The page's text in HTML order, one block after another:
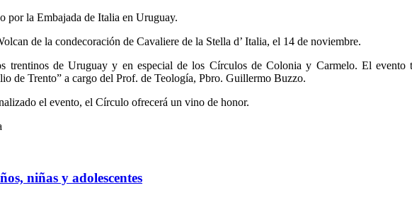
por la Embajada de Italia en Uruguay.
de la condecoración de Cavaliere de la Stella d’ Italia, el 14 de noviembre.
trentinos de Uruguay y en especial de los Círculos de Colonia y Carmelo. El
de Trento” a cargo del Prof. de Teología, Pbro. Guillermo Buzzo.
el evento, el Círculo ofrecerá un vino de honor.
niñas y adolescentes